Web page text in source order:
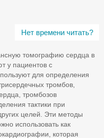
Нет времени читать?
томографию сердца в
у пациентов с
для определения
тромбов,
тромбозов
тактики при
целей. Эти методы
использовать как
которая